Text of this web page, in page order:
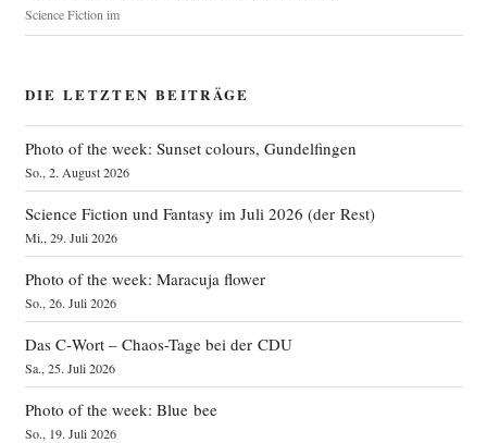
Science Fiction im
DIE LETZTEN BEITRÄGE
Photo of the week: Sunset colours, Gundelfingen
So., 2. August 2026
Science Fiction und Fantasy im Juli 2026 (der Rest)
Mi., 29. Juli 2026
Photo of the week: Maracuja flower
So., 26. Juli 2026
Das C‑Wort – Chaos-Tage bei der CDU
Sa., 25. Juli 2026
Photo of the week: Blue bee
So., 19. Juli 2026